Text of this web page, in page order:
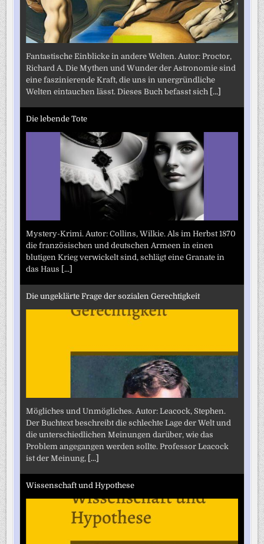
Fantastische Einblicke in andere Welten. Autor: Proctor,
Richard A. Die Mythen und Wunder der Astronomie sind
eine faszinierende Kraft, die uns in unergründliche
Welten eintauchen lässt. Dieses Buch befasst sich [...]
Die lebende Tote
Mystery-Krimi. Autor: Collins, Wilkie. Als im Herbst 1870
die französischen und deutschen Armeen in einen
blutigen Krieg verwickelt sind, schlägt eine Granate in
das Haus [...]
Die ungeklärte Frage der sozialen Gerechtigkeit
Mögliches und Unmögliches. Autor: Leacock, Stephen.
Der Buchtext beschreibt die schlechte Lage der Welt und
die unterschiedlichen Meinungen darüber, wie das
Problem angegangen werden sollte. Professor Leacock
ist der Meinung, [...]
Wissenschaft und Hypothese